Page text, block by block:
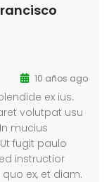
10 años ago
ex ius.
volutpat usu
mucius
fugit paulo
instructior
ex, et diam.